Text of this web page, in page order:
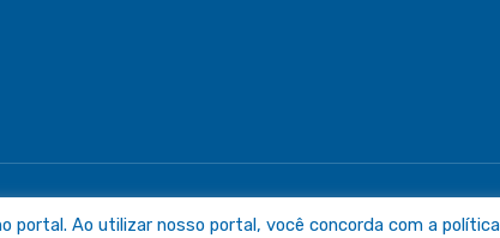
portal. Ao utilizar nosso portal, você concorda com a